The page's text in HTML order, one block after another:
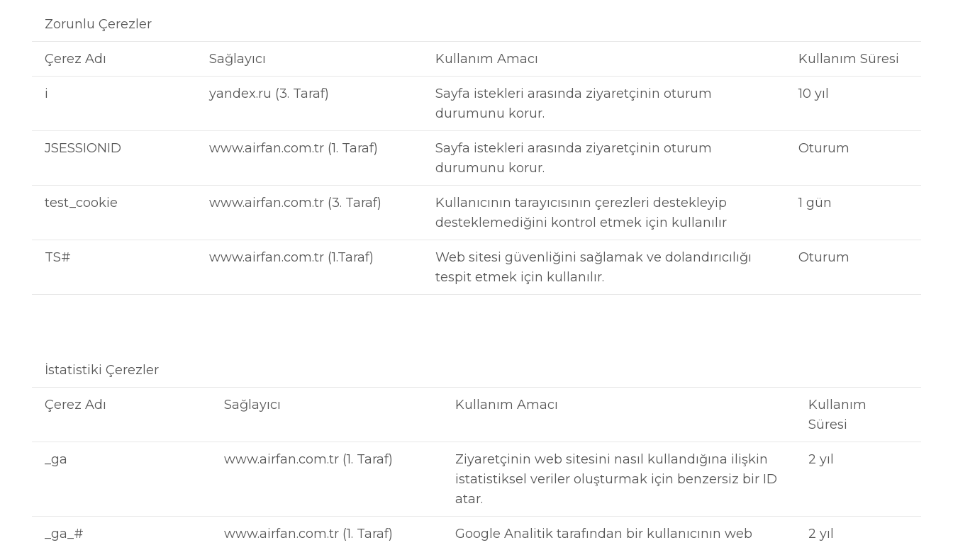
Zorunlu Çerezler
Çerez Adı Sağlayıcı Kullanım Amacı Kullanım Süresi
i yandex.ru (3. Taraf)
Sayfa istekleri arasında ziyaretçinin oturum
durumunu korur.
10 yıl
JSESSIONID www.airfan.com.tr (1. Taraf)
Sayfa istekleri arasında ziyaretçinin oturum
durumunu korur.
Oturum
test_cookie www.airfan.com.tr (3. Taraf)
Kullanıcının tarayıcısının çerezleri destekleyip
desteklemediğini kontrol etmek için kullanılır
1 gün
TS# www.airfan.com.tr (1.Taraf)
Web sitesi güvenliğini sağlamak ve dolandırıcılığı
tespit etmek için kullanılır.
Oturum
İstatistiki Çerezler
Çerez Adı Sağlayıcı Kullanım Amacı
Kullanım
Süresi
_ga www.airfan.com.tr (1. Taraf)
Ziyaretçinin web sitesini nasıl kullandığına ilişkin
istatistiksel veriler oluşturmak için benzersiz bir ID
atar.
2 yıl
_ga_# www.airfan.com.tr (1. Taraf)
Google Analitik tarafından bir kullanıcının web
2 yıl